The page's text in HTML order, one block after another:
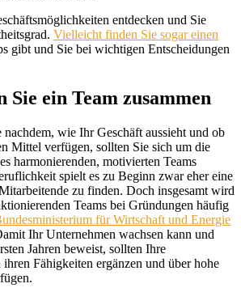
entdecken und Sie
Vielleicht finden Sie sogar einen
gibt und Sie bei wichtigen Entscheidungen
Sie ein Team zusammen
wie Ihr Geschäft aussieht und ob
Mittel verfügen, sollten Sie sich um die
harmonierenden, motivierten Teams
spielt es zu Beginn zwar eher eine
zu finden. Doch insgesamt wird
Teams bei Gründungen häufig
für Wirtschaft und Energie
Ihr Unternehmen wachsen kann und
Jahren beweist, sollten Ihre
Fähigkeiten ergänzen und über hohe